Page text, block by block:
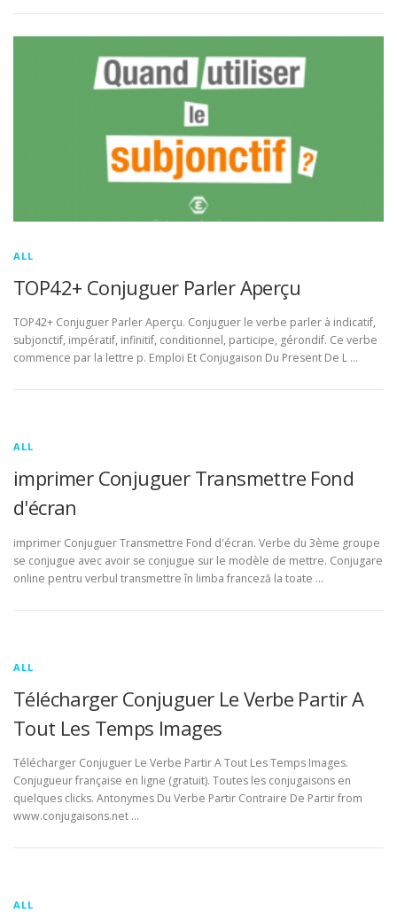
ALL
TOP42+ Conjuguer Parler Aperçu
TOP42+ Conjuguer Parler Aperçu. Conjuguer le verbe parler à indicatif,
subjonctif, impératif, infinitif, conditionnel, participe, gérondif. Ce verbe
commence par la lettre p. Emploi Et Conjugaison Du Present De L …
ALL
imprimer Conjuguer Transmettre Fond
d'écran
imprimer Conjuguer Transmettre Fond d'écran. Verbe du 3ème groupe
se conjugue avec avoir se conjugue sur le modèle de mettre. Conjugare
online pentru verbul transmettre în limba franceză la toate …
ALL
Télécharger Conjuguer Le Verbe Partir A
Tout Les Temps Images
Télécharger Conjuguer Le Verbe Partir A Tout Les Temps Images.
Conjugueur française en ligne (gratuit). Toutes les conjugaisons en
quelques clicks. Antonymes Du Verbe Partir Contraire De Partir from
www.conjugaisons.net …
ALL